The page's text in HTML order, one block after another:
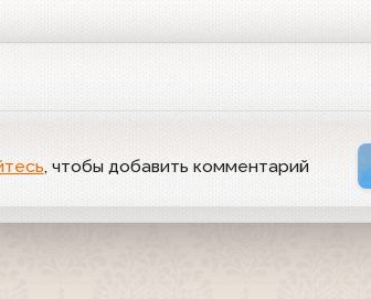
, чтобы добавить комментарий